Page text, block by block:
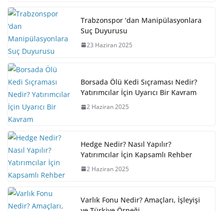
Trabzonspor ‘dan Manipülasyonlara
Suç Duyurusu
23 Haziran 2025
Borsada Ölü Kedi Sıçraması Nedir?
Yatırımcılar İçin Uyarıcı Bir Kavram
2 Haziran 2025
Hedge Nedir? Nasıl Yapılır?
Yatırımcılar İçin Kapsamlı Rehber
2 Haziran 2025
Varlık Fonu Nedir? Amaçları, İşleyişi